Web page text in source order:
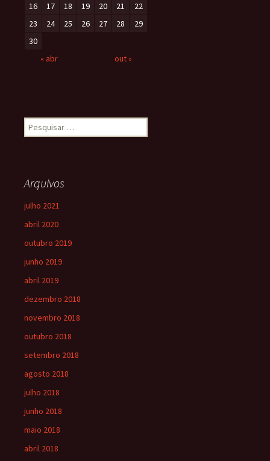
16
17 18 19 20 21
22
23
24 25 26 27 28
29
30
« abr
out »
Arquivos
julho 2021
abril 2020
outubro 2019
junho 2019
abril 2019
dezembro 2018
novembro 2018
outubro 2018
setembro 2018
agosto 2018
julho 2018
junho 2018
maio 2018
abril 2018